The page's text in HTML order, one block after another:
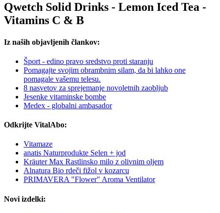
Qwetch Solid Drinks - Lemon Iced Tea -
Vitamins C & B
Iz naših objavljenih člankov:
Šport - edino pravo sredstvo proti staranju
Pomagajte svojim obrambnim silam, da bi lahko one
pomagale vašemu telesu.
8 nasvetov za sprejemanje novoletnih zaobljub
Jesenke vitaminske bombe
Medex - globalni ambasador
Odkrijte VitalAbo:
Vitamaze
anatis Naturprodukte Selen + jod
Kräuter Max Rastlinsko milo z olivnim oljem
Alnatura Bio rdeči fižol v kozarcu
PRIMAVERA "Flower" Aroma Ventilator
Novi izdelki: